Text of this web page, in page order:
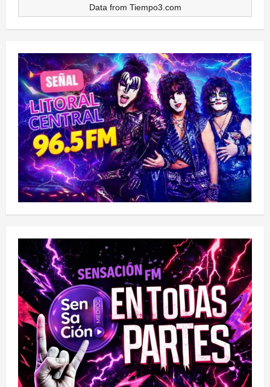
Data from Tiempo3.com